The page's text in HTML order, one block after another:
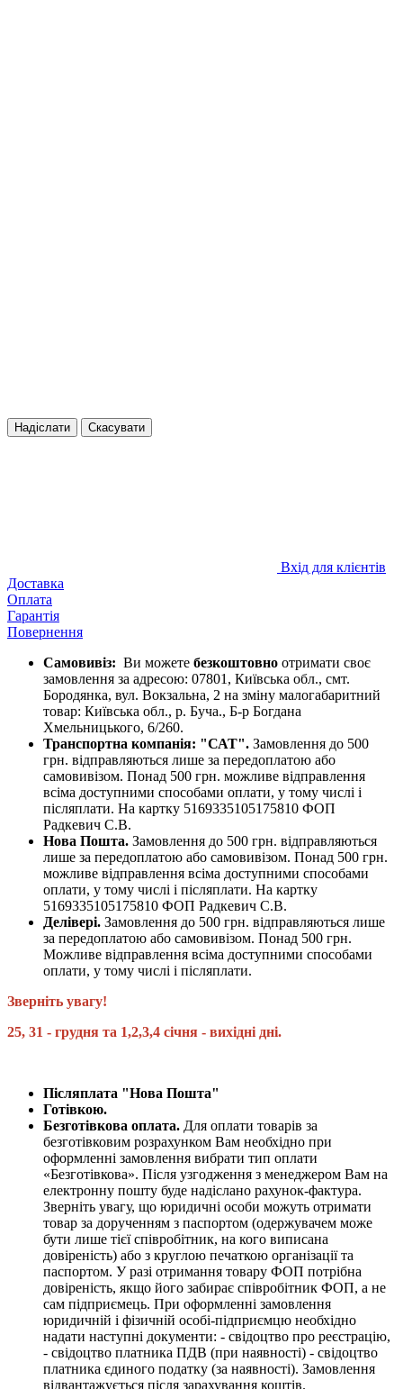
Надіслати Скасувати
Вхід для клієнтів
Доставка
Оплата
Гарантія
Повернення
Самовивіз: Ви можете безкоштовно отримати своє
замовлення за адресою: 07801, Київська обл., смт.
Бородянка, вул. Вокзальна, 2 на зміну малогабаритний
товар: Київська обл., р. Буча., Б-р Богдана
Хмельницького, 6/260.
Транспортна компанія: "САТ". Замовлення до 500
грн. відправляються лише за передоплатою або
самовивізом. Понад 500 грн. можливе відправлення
всіма доступними способами оплати, у тому числі і
післяплати. На картку 5169335105175810 ФОП
Радкевич С.В.
Нова Пошта. Замовлення до 500 грн. відправляються
лише за передоплатою або самовивізом. Понад 500 грн.
можливе відправлення всіма доступними способами
оплати, у тому числі і післяплати. На картку
5169335105175810 ФОП Радкевич С.В.
Делівері. Замовлення до 500 грн. відправляються лише
за передоплатою або самовивізом. Понад 500 грн.
Можливе відправлення всіма доступними способами
оплати, у тому числі і післяплати.
Зверніть увагу!
25, 31 - грудня та 1,2,3,4 січня - вихідні дні.
Післяплата "Нова Пошта"
Готівкою.
Безготівкова оплата. Для оплати товарів за
безготівковим розрахунком Вам необхідно при
оформленні замовлення вибрати тип оплати
«Безготівкова». Після узгодження з менеджером Вам на
електронну пошту буде надіслано рахунок-фактура.
Зверніть увагу, що юридичні особи можуть отримати
товар за дорученням з паспортом (одержувачем може
бути лише тієї співробітник, на кого виписана
довіреність) або з круглою печаткою організації та
паспортом. У разі отримання товару ФОП потрібна
довіреність, якщо його забирає співробітник ФОП, а не
сам підприємець. При оформленні замовлення
юридичній і фізичній особі-підприємцю необхідно
надати наступні документи: - свідоцтво про реєстрацію,
- свідоцтво платника ПДВ (при наявності) - свідоцтво
платника єдиного податку (за наявності). Замовлення
відвантажується після зарахування коштів.